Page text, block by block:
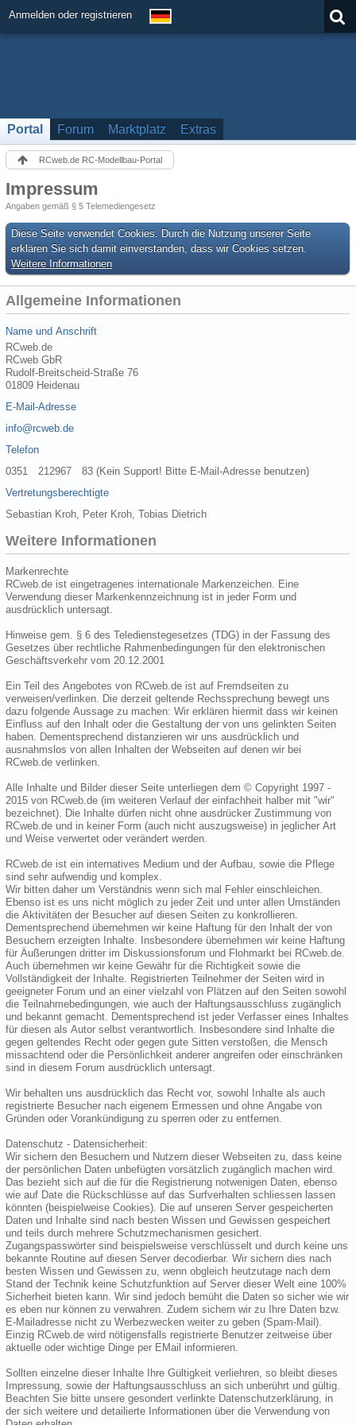
Anmelden oder registrieren
Portal Forum Marktplatz Extras
RCweb.de RC-Modellbau-Portal
Impressum
Angaben gemäß § 5 Telemediengesetz
Diese Seite verwendet Cookies. Durch die Nutzung unserer Seite
erklären Sie sich damit einverstanden, dass wir Cookies setzen.
Weitere Informationen
Allgemeine Informationen
Name und Anschrift
RCweb.de
RCweb GbR
Rudolf-Breitscheid-Straße 76
01809 Heidenau
E-Mail-Adresse
info@rcweb.de
Telefon
0351 212967 83 (Kein Support! Bitte E-Mail-Adresse benutzen)
Vertretungsberechtigte
Sebastian Kroh, Peter Kroh, Tobias Dietrich
Weitere Informationen
Markenrechte
RCweb.de ist eingetragenes internationale Markenzeichen. Eine
Verwendung dieser Markenkennzeichnung ist in jeder Form und
ausdrücklich untersagt.
Hinweise gem. § 6 des Teledienstegesetzes (TDG) in der Fassung des
Gesetzes über rechtliche Rahmenbedingungen für den elektronischen
Geschäftsverkehr vom 20.12.2001
Ein Teil des Angebotes von RCweb.de ist auf Fremdseiten zu
verweisen/verlinken. Die derzeit geltende Rechssprechung bewegt uns
dazu folgende Aussage zu machen: Wir erklären hiermit dass wir keinen
Einfluss auf den Inhalt oder die Gestaltung der von uns gelinkten Seiten
haben. Dementsprechend distanzieren wir uns ausdrücklich und
ausnahmslos von allen Inhalten der Webseiten auf denen wir bei
RCweb.de verlinken.
Alle Inhalte und Bilder dieser Seite unterliegen dem © Copyright 1997 -
2015 von RCweb.de (im weiteren Verlauf der einfachheit halber mit "wir"
bezeichnet). Die Inhalte dürfen nicht ohne ausdrücker Zustimmung von
RCweb.de und in keiner Form (auch nicht auszugsweise) in jeglicher Art
und Weise verwertet oder verändert werden.
RCweb.de ist ein internatives Medium und der Aufbau, sowie die Pflege
sind sehr aufwendig und komplex.
Wir bitten daher um Verständnis wenn sich mal Fehler einschleichen.
Ebenso ist es uns nicht möglich zu jeder Zeit und unter allen Umständen
die Aktivitäten der Besucher auf diesen Seiten zu konkrollieren.
Dementsprechend übernehmen wir keine Haftung für den Inhalt der von
Besuchern erzeigten Inhalte. Insbesondere übernehmen wir keine Haftung
für Äußerungen dritter im Diskussionsforum und Flohmarkt bei RCweb.de.
Auch übernehmen wir keine Gewähr für die Richtigkeit sowie die
Vollständigkeit der Inhalte. Registrierten Teilnehmer der Seiten wird in
geeigneter Forum und an einer vielzahl von Plätzen auf den Seiten sowohl
die Teilnahmebedingungen, wie auch der Haftungsausschluss zugänglich
und bekannt gemacht. Dementsprechend ist jeder Verfasser eines Inhaltes
für diesen als Autor selbst verantwortlich. Insbesondere sind Inhalte die
gegen geltendes Recht oder gegen gute Sitten verstoßen, die Mensch
missachtend oder die Persönlichkeit anderer angreifen oder einschränken
sind in diesem Forum ausdrücklich untersagt.
Wir behalten uns ausdrücklich das Recht vor, sowohl Inhalte als auch
registrierte Besucher nach eigenem Ermessen und ohne Angabe von
Gründen oder Vorankündigung zu sperren oder zu entfernen.
Datenschutz - Datensicherheit:
Wir sichern den Besuchern und Nutzern dieser Webseiten zu, dass keine
der persönlichen Daten unbefügten vorsätzlich zugänglich machen wird.
Das bezieht sich auf die für die Registrierung notwenigen Daten, ebenso
wie auf Date die Rückschlüsse auf das Surfverhalten schliessen lassen
könnten (beispielweise Cookies). Die auf unseren Server gespeicherten
Daten und Inhalte sind nach besten Wissen und Gewissen gespeichert
und teils durch mehrere Schutzmechanismen gesichert.
Zugangspasswörter sind beispielsweise verschlüsselt und durch keine uns
bekannte Routine auf diesen Server decodierbar. Wir sichern dies nach
besten Wissen und Gewissen zu, wenn obgleich heutzutage nach dem
Stand der Technik keine Schutzfunktion auf Server dieser Welt eine 100%
Sicherheit bieten kann. Wir sind jedoch bemüht die Daten so sicher wie wir
es eben nur können zu verwahren. Zudem sichern wir zu Ihre Daten bzw.
E-Mailadresse nicht zu Werbezwecken weiter zu geben (Spam-Mail).
Einzig RCweb.de wird nötigensfalls registrierte Benutzer zeitweise über
aktuelle oder wichtige Dinge per EMail informieren.
Sollten einzelne dieser Inhalte Ihre Gültigkeit verliehren, so bleibt dieses
Impressung, sowie der Haftungsausschluss an sich unberührt und gültig.
Beachten Sie bitte unsere gesondert verlinkte Datenschutzerklärung, in
der sich weitere und detailierte Informationen über die Verwendung von